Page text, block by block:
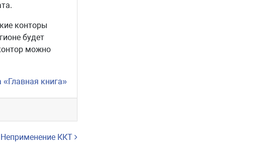
конторы
будет
можно
«Главная книга»
Неприменение ККТ